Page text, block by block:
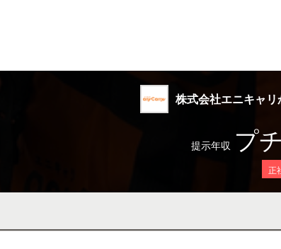
株式会社エニキャリ
提示年収 プ
正